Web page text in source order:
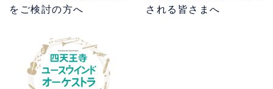
をご検討の方へ
される皆さまへ